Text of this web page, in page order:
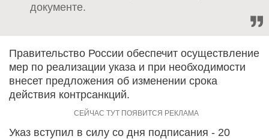
документе.
Правительство России обеспечит осуществление
мер по реализации указа и при необходимости
внесет предложения об изменении срока
действия контрсанкций.
Указ вступил в силу со дня подписания - 20